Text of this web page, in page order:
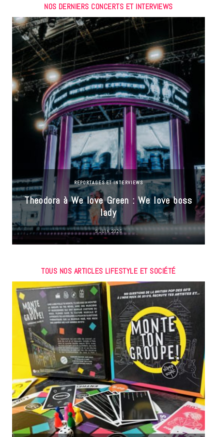
NOS DERNIERS CONCERTS ET INTERVIEWS
REPORTAGES ET INTERVIEWS
Theodora à We love Green : We love boss
lady
9 JUIN 2026
TOUS NOS ARTICLES LIFESTYLE ET SOCIÉTÉ